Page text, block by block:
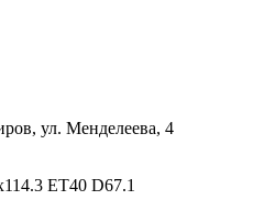
ул. Менделеева, 4